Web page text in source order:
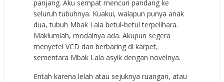
panjang. Aku sempat mencuri pandang ke
seluruh tubuhnya. Kuakui, walapun punya anak
dua, tubuh Mbak Lala betul-betul terpelihara.
Maklumlah, modalnya ada. Akupun segera
menyetel VCD dan berbaring di karpet,
sementara Mbak Lala asyik dengan novelnya.
Entah karena lelah atau sejuknya ruangan, atau